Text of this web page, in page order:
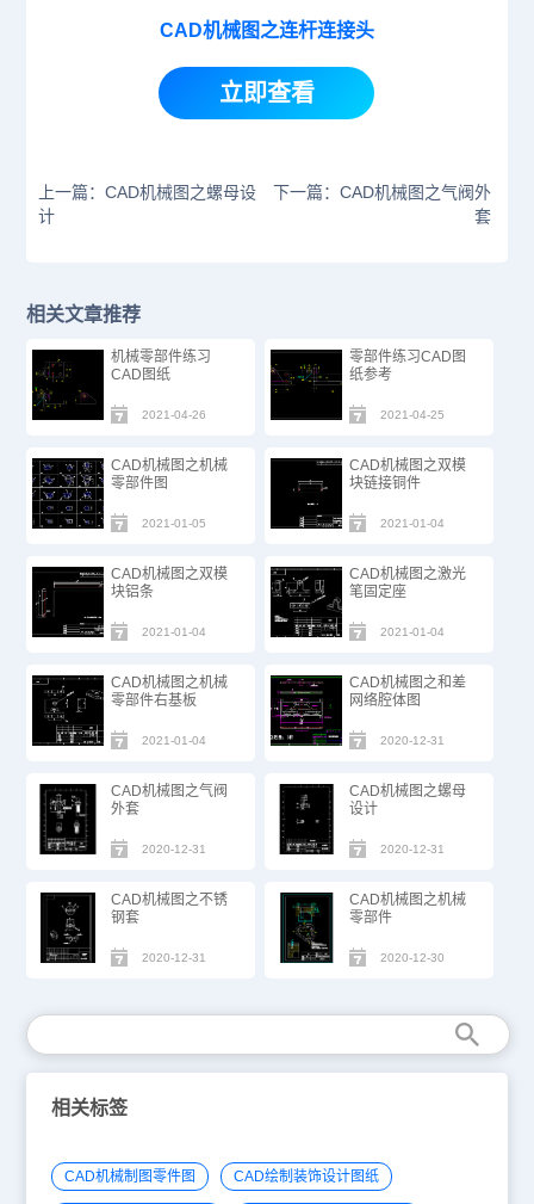
CAD机械图之连杆连接头
立即查看
上一篇：CAD机械图之螺母设
计
下一篇：CAD机械图之气阀外
套
相关文章推荐
机械零部件练习
CAD图纸
2021-04-26
零部件练习CAD图
纸参考
2021-04-25
CAD机械图之机械
零部件图
2021-01-05
CAD机械图之双模
块链接铜件
2021-01-04
CAD机械图之双模
块铝条
2021-01-04
CAD机械图之激光
笔固定座
2021-01-04
CAD机械图之机械
零部件右基板
2021-01-04
CAD机械图之和差
网络腔体图
2020-12-31
CAD机械图之气阀
外套
2020-12-31
CAD机械图之螺母
设计
2020-12-31
CAD机械图之不锈
钢套
2020-12-31
CAD机械图之机械
零部件
2020-12-30
相关标签
CAD机械制图零件图 CAD绘制装饰设计图纸